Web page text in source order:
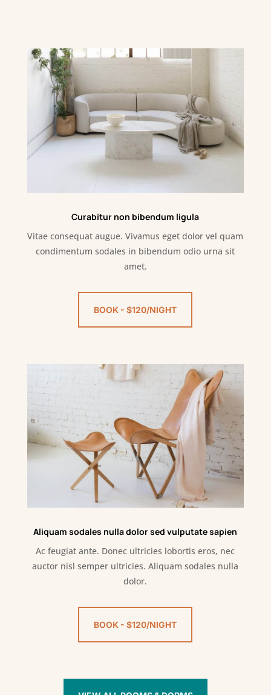
Curabitur non bibendum ligula
Vitae consequat augue. Vivamus eget dolor vel quam
condimentum sodales in bibendum odio urna sit
amet.
BOOK - $120/NIGHT
Aliquam sodales nulla dolor sed vulputate sapien
Ac feugiat ante. Donec ultricies lobortis eros, nec
auctor nisl semper ultricies. Aliquam sodales nulla
dolor.
BOOK - $120/NIGHT